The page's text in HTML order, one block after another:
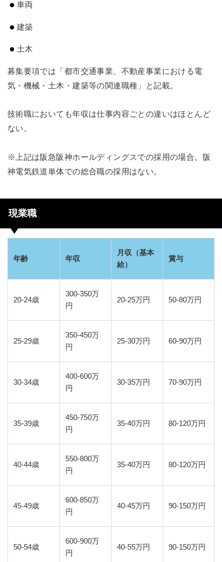
車両
建築
土木
募集要項では「都市交通事業、不動産事業における電
気・機械・土木・建築等の関連職種」と記載。
技術職においても年収は仕事内容ごとの違いはほとんど
ない。
※上記は阪急阪神ホールディングスでの採用の場合。阪
神電気鉄道単体での総合職の採用はない。
現業職
年齢 年収
月収（基本
給）
賞与
20-24歳
300-350万
円
20-25万円 50-80万円
25-29歳
350-450万
円
25-30万円 60-90万円
30-34歳
400-600万
円
30-35万円 70-90万円
35-39歳
450-750万
円
35-40万円 80-120万円
40-44歳
550-800万
円
35-40万円 80-120万円
45-49歳
600-850万
円
40-45万円 90-150万円
50-54歳
600-900万
円
40-55万円 90-150万円